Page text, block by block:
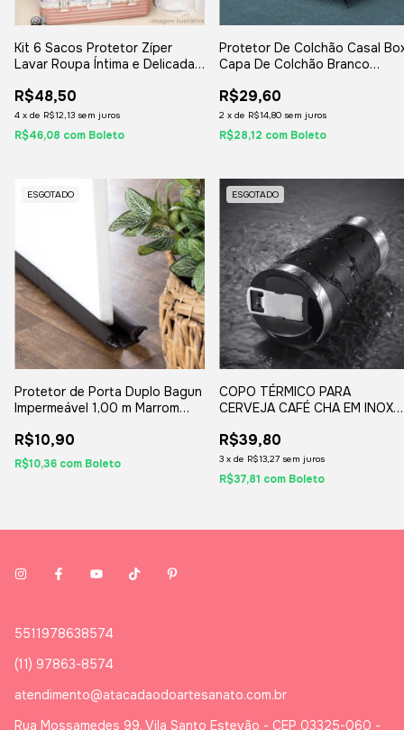
Kit 6 Sacos Protetor Zíper
Lavar Roupa Íntima e Delicada
R$48,50
4 x de R$12,13 sem juros
R$46,08 com Boleto
Protetor De Colchão Casal
Capa De Colchão Branco
R$29,60
2 x de R$14,80 sem juros
R$28,12 com Boleto
ESGOTADO
Protetor de Porta Duplo Bagun
Impermeável 1,00 m Marrom
R$10,90
R$10,36 com Boleto
ESGOTADO
COPO TÉRMICO PARA
CERVEJA CAFÉ CHA EM INOX
CERVEJA 473M
R$39,80
3 x de R$13,27 sem juros
R$37,81 com Boleto
5511978638574
(11) 97863-8574
atendimento@atacadaodoartesanato.com.br
Rua Mossamedes 99, Vila Santo Estevão - CEP 03325-060 -